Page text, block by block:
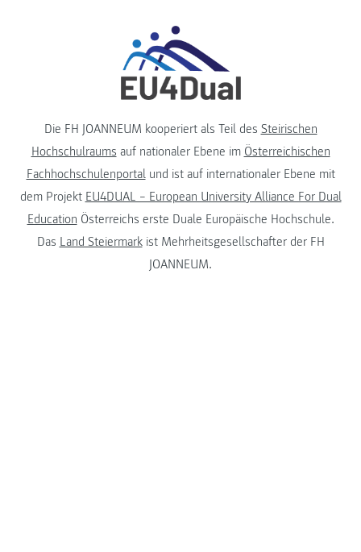
Die FH JOANNEUM kooperiert als Teil des Steirischen
Hochschulraums auf nationaler Ebene im Österreichischen
Fachhochschulenportalund ist auf internationaler Ebene mit
dem Projekt EU4DUAL – European University Alliance For Dual
Education Österreichs erste Duale Europäische Hochschule.
Das Land Steiermarkist Mehrheitsgesellschafter der FH
JOANNEUM.